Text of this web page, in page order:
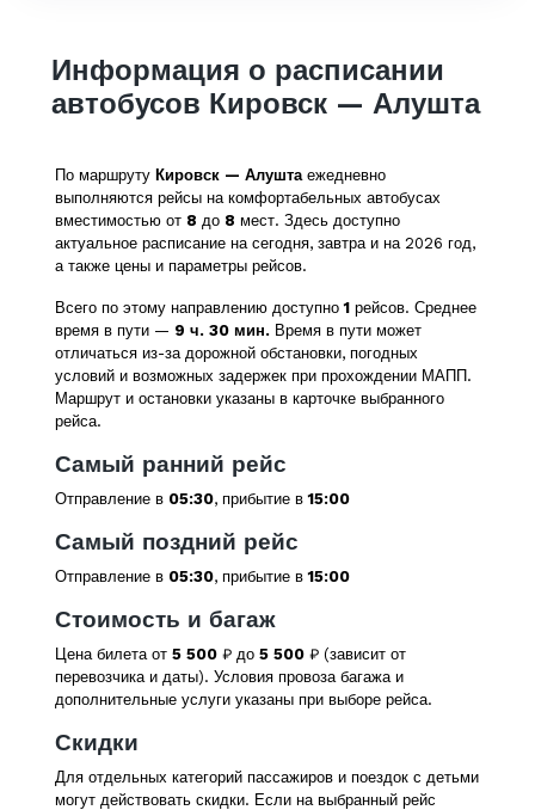
Информация о расписании
автобусов Кировск — Алушта
По маршруту Кировск — Алуштаежедневно
выполняются рейсы на комфортабельных автобусах
вместимостью от 8 до 8 мест. Здесь доступно
актуальное расписание на сегодня, завтра и на 2026 год,
а также цены и параметры рейсов.
Всего по этому направлению доступно1 рейсов. Среднее
время в пути — 9 ч. 30 мин. Время в пути может
отличаться из-за дорожной обстановки, погодных
условий и возможных задержек при прохождении МАПП.
Маршрут и остановки указаны в карточке выбранного
рейса.
Самый ранний рейс
Отправление в 05:30, прибытие в15:00
Самый поздний рейс
Отправление в 05:30, прибытие в15:00
Стоимость и багаж
Цена билета от 5 500 ₽ до 5 500 ₽ (зависит от
перевозчика и даты). Условия провоза багажа и
дополнительные услуги указаны при выборе рейса.
Скидки
Для отдельных категорий пассажиров и поездок с детьми
могут действовать скидки. Если на выбранный рейс